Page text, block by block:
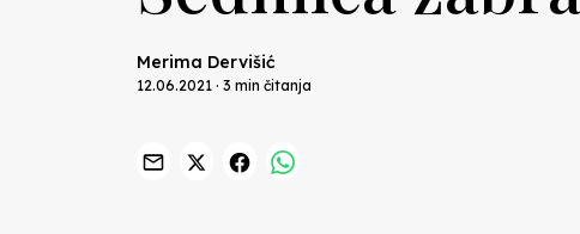
Merima Dervišić
12.06.2021 · 3 min čitanja